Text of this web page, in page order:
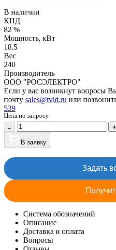
В наличии
КПД
82 %
Мощность, кВт
18.5
Вес
240
Производитель
ООО "РОСЭЛЕКТРО"
Если у вас возникнут вопросы
почту sales@tvid.ru или
539
Цена по запросу
В заявку
Задать
Система обозначений
Описание
Доставка и оплата
Вопросы